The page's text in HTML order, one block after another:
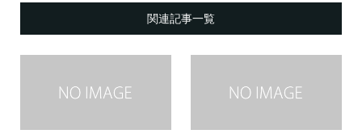
関連記事一覧